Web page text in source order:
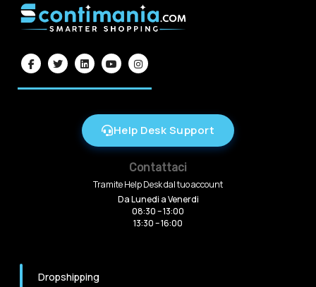
Help Desk Support
Contattaci
Tramite Help Desk dal tuo account
Da Lunedi a Venerdi
08:30 – 13:00
13:30 – 16:00
Dropshipping